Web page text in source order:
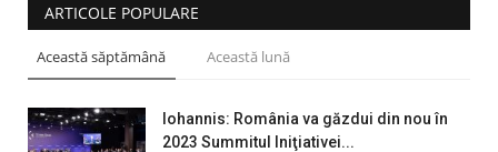
ARTICOLE POPULARE
Această săptămână Această lună
Iohannis: România va găzdui din nou în
2023 Summitul Iniţiativei...